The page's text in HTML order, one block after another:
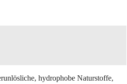
hydrophobe Naturstoffe,